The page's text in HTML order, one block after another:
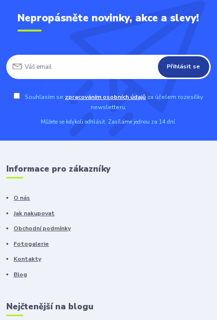
Nepropásněte novinky, akce a slevy!
Přihlásit se
Souhlasím se zpracováním osobních údajů za účelem rozesílky
newsletteru.
Můžete se kdykoli odhlásit. Zasíláme jednou za 14 dní.
Informace pro zákazníky
O nás
Jak nakupovat
Obchodní podmínky
Fotogalerie
Kontakty
Blog
Nejčtenější na blogu